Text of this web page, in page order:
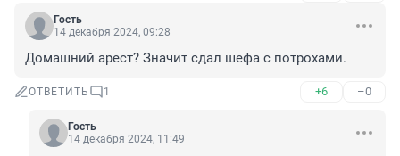
Гость
14 декабря 2024, 09:28
Домашний арест? Значит сдал шефа с потрохами.
ОТВЕТИТЬ 1 +6 –0
Гость
14 декабря 2024, 11:49